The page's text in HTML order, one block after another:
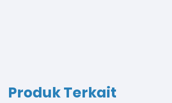
Produk Terkait